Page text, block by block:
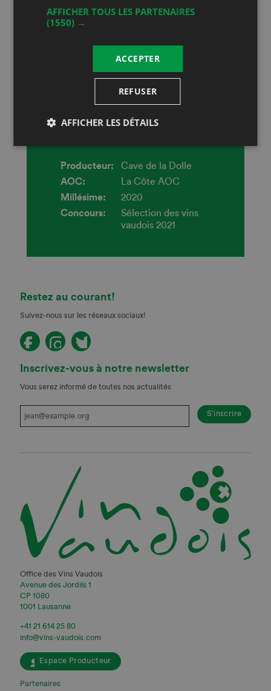
Domaine de la Dolle
90.80
100
Producteur:
Cave de la Dolle
AOC:
La Côte AOC
Millésime:
2020
Concours:
Sélection des vins
vaudois 2021
Restez au courant!
Suivez-nous sur les réseaux sociaux!
Inscrivez-vous à notre newsletter
Vous serez informé de toutes nos actualités
Office des Vins Vaudois
Avenue des Jordils 1
CP 1080
1001 Lausanne
+41 21 614 25 80
info@vins-vaudois.com
Espace Producteur
Partenaires
AFFICHER TOUS LES PARTENAIRES
(1550) →
ACCEPTER
REFUSER
AFFICHER LES DÉTAILS